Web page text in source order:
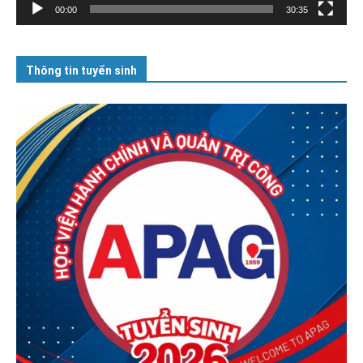
00:00 30:35
Thông tin tuyển sinh